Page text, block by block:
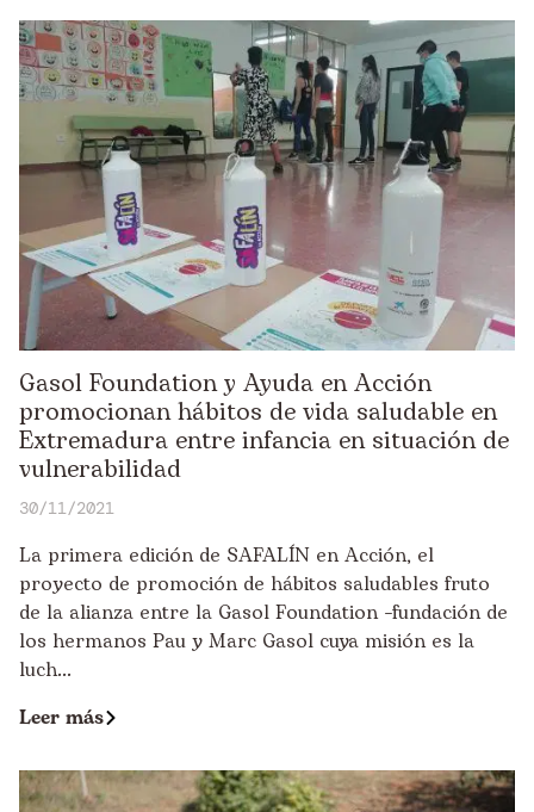
Gasol Foundation y Ayuda en Acción
promocionan hábitos de vida saludable en
Extremadura entre infancia en situación de
vulnerabilidad
30/11/2021
La primera edición de SAFALÍN en Acción, el
proyecto de promoción de hábitos saludables fruto
de la alianza entre la Gasol Foundation −fundación de
los hermanos Pau y Marc Gasol cuya misión es la
luch...
Leer más